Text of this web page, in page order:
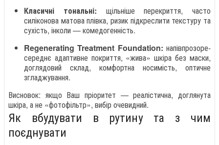
Класичні тональні: щільніше перекриття, часто
силіконова матова плівка, ризик підкреслити текстуру та
сухість, інколи — комедогенність.
Regenerating Treatment Foundation: напівпрозоре-
середнє адаптивне покриття, «жива» шкіра без маски,
доглядовий склад, комфортна носимість, оптичне
згладжування.
Висновок: якщо Ваш пріоритет — реалістична, доглянута
шкіра, а не «фотофільтр», вибір очевидний.
Як вбудувати в рутину та з чим
поєднувати